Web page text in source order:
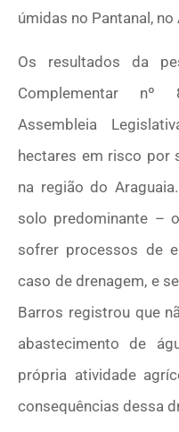
úmidas no Pantanal,
Os resultados da
Complementar nº
Assembleia
hectares em risco por
na região do
solo predominante –
sofrer processos de
caso de drenagem, e
Barros registrou que
abastecimento de
própria atividade
consequências dessa